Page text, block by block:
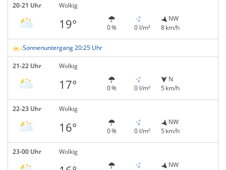
20-21 Uhr Wolkig
19° 0 % 0 l/m²
NW
8 km/h
Sonnenuntergang 20:25 Uhr
21-22 Uhr Wolkig
17° 0 % 0 l/m²
N
5 km/h
22-23 Uhr Wolkig
16° 0 % 0 l/m²
NW
5 km/h
23-00 Uhr Wolkig
NW